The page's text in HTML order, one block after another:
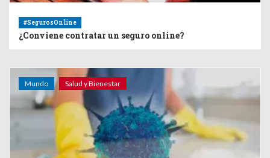
#SegurosOnline
¿Conviene contratar un seguro online?
Mundo Salud y Bienestar